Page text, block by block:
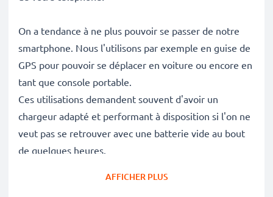
On a tendance à ne plus pouvoir se passer de notre
smartphone. Nous l'utilisons par exemple en guise de
GPS pour pouvoir se déplacer en voiture ou encore en
tant que console portable.
Ces utilisations demandent souvent d'avoir un
chargeur adapté et performant à disposition si l'on ne
veut pas se retrouver avec une batterie vide au bout
de quelques heures.
AFFICHER PLUS